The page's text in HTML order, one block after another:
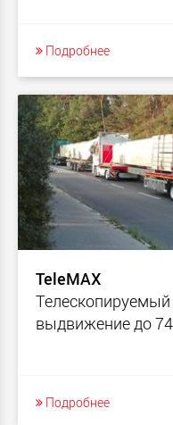
Подробнее
TeleMAX
выдвижение до
Подробнее